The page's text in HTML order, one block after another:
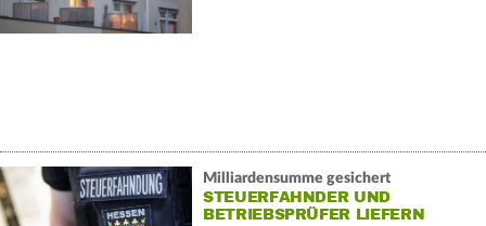
Milliardensumme gesichert
STEUERFAHNDER UND
BETRIEBSPRÜFER LIEFERN